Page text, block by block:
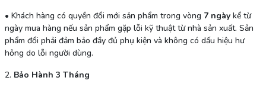
• Khách hàng có quyền đổi mới sản phẩm trong vòng 7 ngàykể từ
ngày mua hàng nếu sản phẩm gặp lỗi kỹ thuật từ nhà sản xuất. Sản
phẩm đổi phải đảm bảo đầy đủ phụ kiện và không có dấu hiệu hư
hỏng do lỗi người dùng.
2. Bảo Hành 3 Tháng